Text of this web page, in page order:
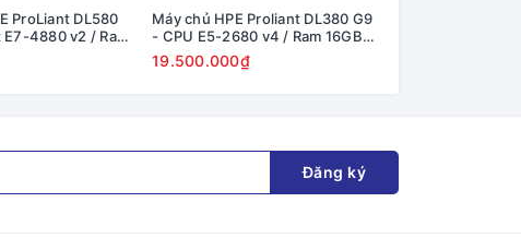
ProLiant DL580
4880 v2 / Ram
300GB / Raid
PS
Máy chủ HPE Proliant DL380 G9
- CPU E5-2680 v4 / Ram 16GB /
Raid H240 / 2x PS
19.500.000₫
Đăng ký